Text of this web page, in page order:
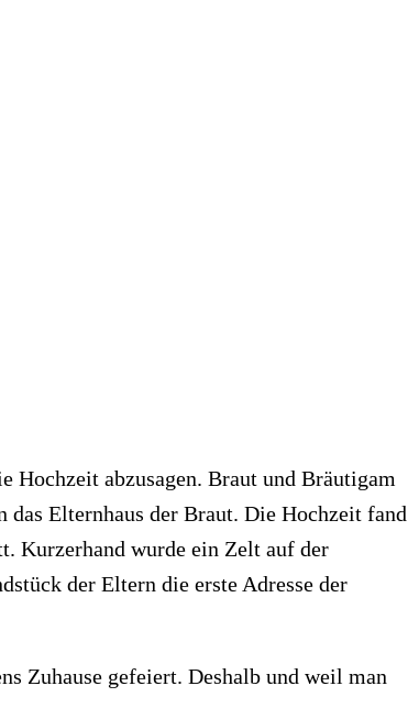
Hochzeit abzusagen. Braut und Bräutigam
das Elternhaus der Braut. Die Hochzeit fand
Kurzerhand wurde ein Zelt auf der
der Eltern die erste Adresse der
Zuhause gefeiert. Deshalb und weil man